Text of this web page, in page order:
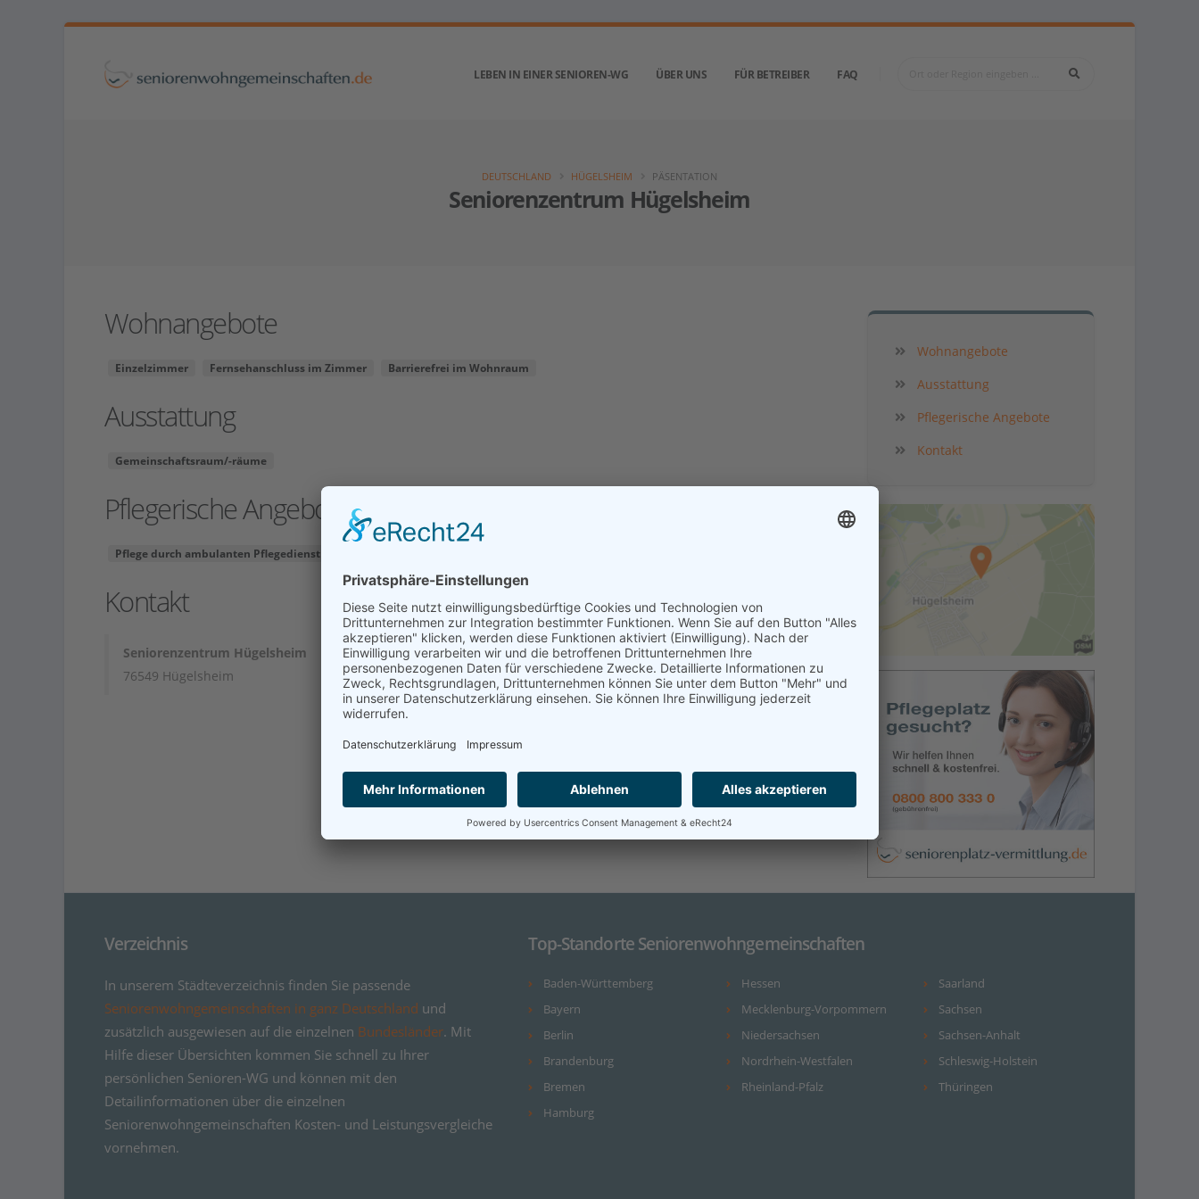
LEBEN IN EINER SENIOREN-WG ÜBER UNS FÜR BETREIBER FAQ
Seniorenzentrum Hügelsheim
DEUTSCHLAND HÜGELSHEIM PÄSENTATION
Wohnangebote
Einzelzimmer Fernsehanschluss im Zimmer Barrierefrei im Wohnraum
Ausstattung
Gemeinschaftsraum/-räume
Pflegerische Angebote
Pflege durch ambulanten Pflegedienst
Kontakt
Seniorenzentrum Hügelsheim
76549 Hügelsheim
Hier sind die aktuellen Informationen zu
Seniorenwohngemeinschaften und freien Zimmern in der
Region. Kompakt!
Wohnangebote
Ausstattung
Pflegerische Angebote
Kontakt
Verzeichnis
In unserem Städteverzeichnis finden Sie passende
Seniorenwohngemeinschaften in ganz Deutschland und
zusätzlich ausgewiesen auf die einzelnen Bundesländer. Mit
Hilfe dieser Übersichten kommen Sie schnell zu Ihrer
persönlichen Senioren-WG und können mit den
Detailinformationen über die einzelnen
Seniorenwohngemeinschaften Kosten- und Leistungsvergleiche
vornehmen.
Top-Standorte Seniorenwohngemeinschaften
Baden-Württemberg
Bayern
Berlin
Brandenburg
Bremen
Hamburg
Hessen
Mecklenburg-Vorpommern
Niedersachsen
Nordrhein-Westfalen
Rheinland-Pfalz
Saarland
Sachsen
Sachsen-Anhalt
Schleswig-Holstein
Thüringen